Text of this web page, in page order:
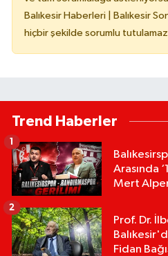
Balıkesir Haberleri | Balıkesir
hiçbir şekilde sorumlu
Trend Haberler
Arasında
Mert
1
Prof. Dr.
Fidan
2